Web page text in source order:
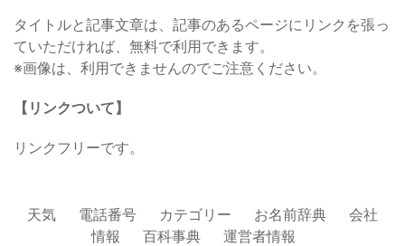
タイトルと記事文章は、記事のあるページにリンクを張っ
ていただければ、無料で利用できます。
※画像は、利用できませんのでご注意ください。
【リンクついて】
リンクフリーです。
天気 電話番号 カテゴリー お名前辞典
会社
情報
百科事典 運営者情報